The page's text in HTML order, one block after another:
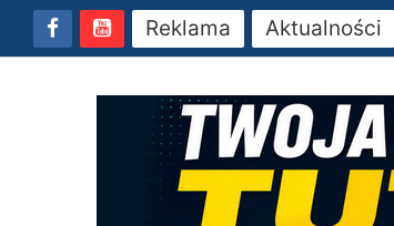
Reklama Aktualności